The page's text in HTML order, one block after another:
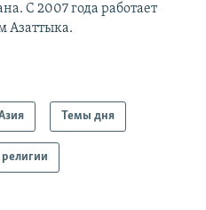
С 2007 года работает
Азаттыка.
Темы дня